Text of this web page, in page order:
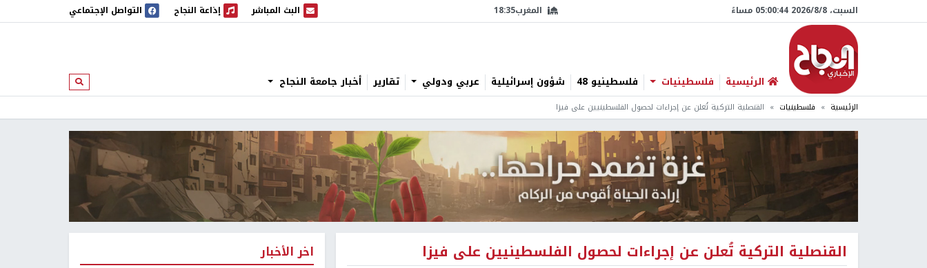
السبت، 8/‏8/‏2026 05:00:45 مساءً المغرب18:35 البث المباشر
البث المباشر إذاعة النجاح
إذاعة النجاح التواصل الإجتماعي
الرئيسية فلسطينيات فلسطينيو 48 شؤون إسرائيلية عربي ودولي تقارير أخبار جامعة النجاح ابحث
الرئيسية فلسطينيات القنصلية التركية تُعلن عن إجراءات لحصول الفلسطينيين على فيزا
القنصلية التركية تُعلن عن إجراءات لحصول الفلسطينيين على فيزا اخر الأخبار